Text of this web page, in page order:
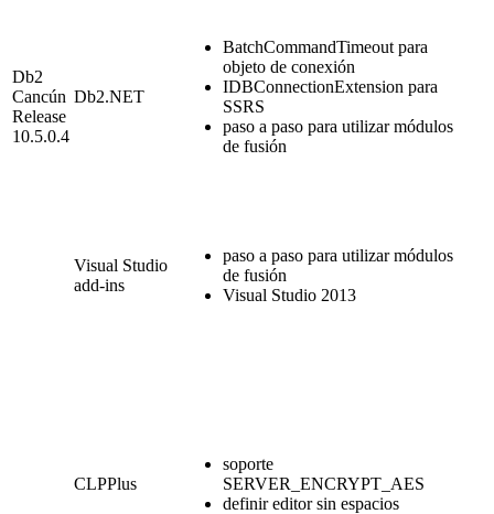
Db2
Cancún
Release
10.5.0.4
Db2.NET
BatchCommandTimeout para
objeto de conexión
IDBConnectionExtension para
SSRS
paso a paso para utilizar módulos
de fusión
Visual Studio
add-ins
paso a paso para utilizar módulos
de fusión
Visual Studio 2013
CLPPlus
soporte
SERVER_ENCRYPT_AES
definir editor sin espacios